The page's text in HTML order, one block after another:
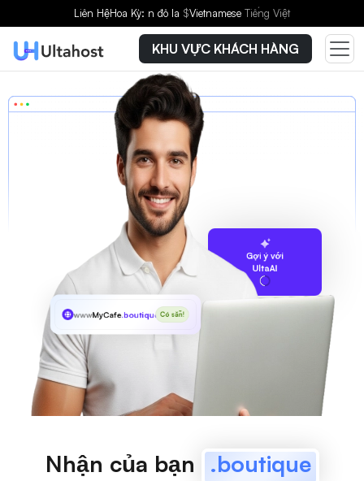
Liên HệHoa Kỳ: n đô la $Vietnamese Tiếng Việt
KHU VỰC KHÁCH HÀNG
Gợi ý với
UltaAI
wwwMyCafe.boutique Có sẵn!
Nhận của bạn
.boutique